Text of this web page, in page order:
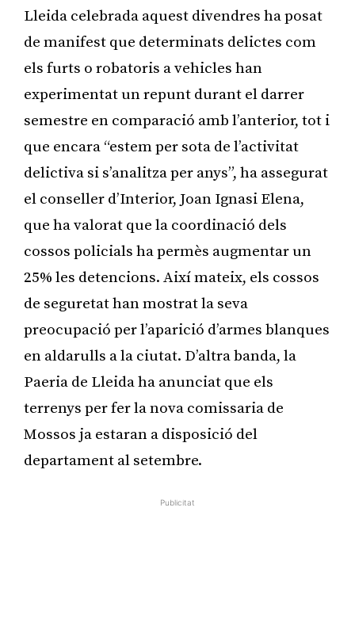
Lleida celebrada aquest divendres ha posat
de manifest que determinats delictes com
els furts o robatoris a vehicles han
experimentat un repunt durant el darrer
semestre en comparació amb l’anterior, tot i
que encara “estem per sota de l’activitat
delictiva si s’analitza per anys”, ha assegurat
el conseller d’Interior, Joan Ignasi Elena,
que ha valorat que la coordinació dels
cossos policials ha permès augmentar un
25% les detencions. Així mateix, els cossos
de seguretat han mostrat la seva
preocupació per l’aparició d’armes blanques
en aldarulls a la ciutat. D’altra banda, la
Paeria de Lleida ha anunciat que els
terrenys per fer la nova comissaria de
Mossos ja estaran a disposició del
departament al setembre.
Publicitat